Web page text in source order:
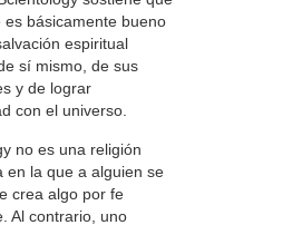
es básicamente bueno
espiritual
sí mismo, de sus
y de lograr
con el universo.
no es una religión
en la que a alguien se
crea algo por fe
Al contrario, uno